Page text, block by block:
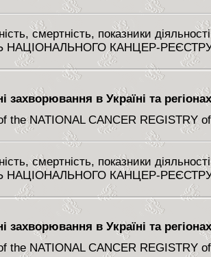
смертність, показники
НАЦІОНАЛЬНОГО КАНЦЕР-
захворювання в Україні та
the NATIONAL CANCER REGISTRY
смертність, показники
НАЦІОНАЛЬНОГО КАНЦЕР-
захворювання в Україні та
the NATIONAL CANCER REGISTRY